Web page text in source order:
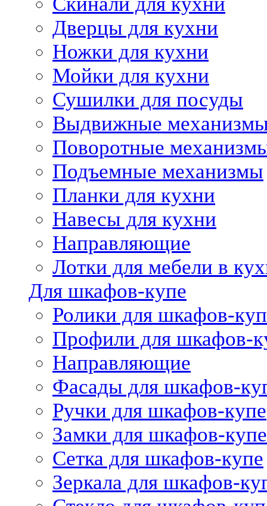
Дверцы для кухни
Ножки для кухни
Мойки для кухни
Сушилки для посуды
Выдвижные
Поворотные
Подъемные механизмы
Планки для кухни
Навесы для кухни
Направляющие
Лотки для мебели в
Для шкафов-купе
Ролики для шкафов-
Профили для шкафов-
Направляющие
Фасады для шкафов-
Ручки для шкафов-купе
Замки для шкафов-купе
Сетка для шкафов-купе
Зеркала для шкафов-